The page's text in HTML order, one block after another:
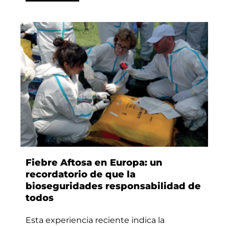
Fiebre Aftosa en Europa: un
recordatorio de que la
bioseguridades responsabilidad de
todos
Esta experiencia reciente indica la